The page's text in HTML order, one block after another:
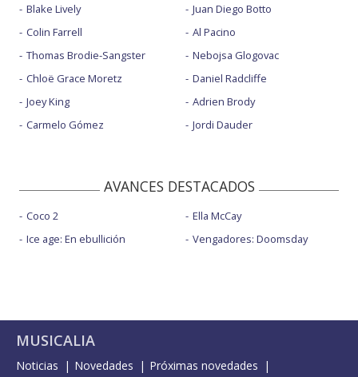
Blake Lively
Colin Farrell
Thomas Brodie-Sangster
Chloë Grace Moretz
Joey King
Carmelo Gómez
Juan Diego Botto
Al Pacino
Nebojsa Glogovac
Daniel Radcliffe
Adrien Brody
Jordi Dauder
AVANCES DESTACADOS
Coco 2
Ice age: En ebullición
Ella McCay
Vengadores: Doomsday
MUSICALIA
Noticias Novedades
Próximas novedades